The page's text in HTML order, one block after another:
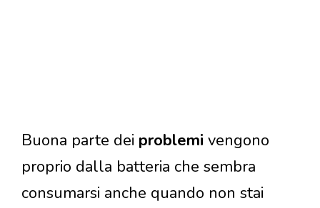
Buona parte dei problemi vengono
proprio dalla batteria che sembra
consumarsi anche quando non stai